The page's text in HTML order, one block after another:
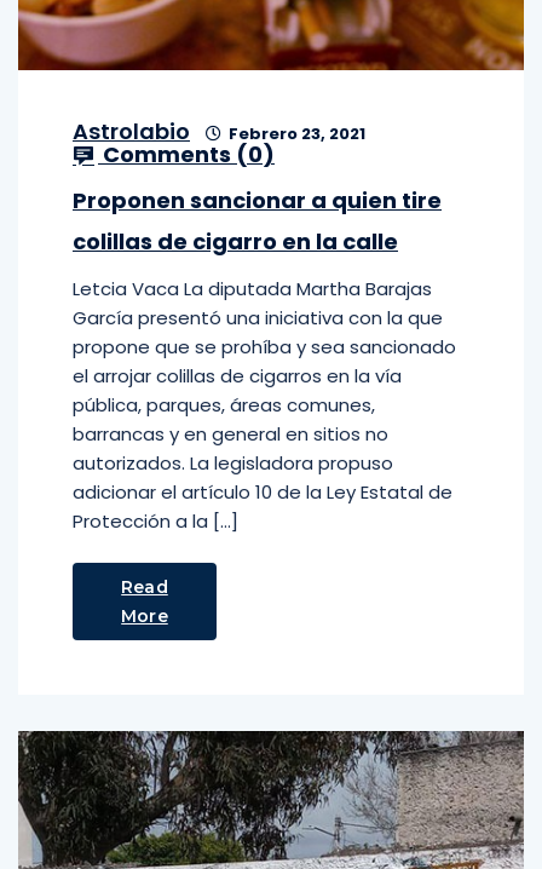
Astrolabio Febrero 23, 2021
Comments (0)
Proponen sancionar a quien tire
colillas de cigarro en la calle
Letcia Vaca La diputada Martha Barajas
García presentó una iniciativa con la que
propone que se prohíba y sea sancionado
el arrojar colillas de cigarros en la vía
pública, parques, áreas comunes,
barrancas y en general en sitios no
autorizados. La legisladora propuso
adicionar el artículo 10 de la Ley Estatal de
Protección a la […]
Read
More